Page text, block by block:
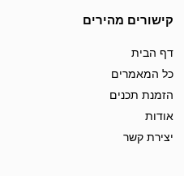
קישורים מהירים
דף הבית
כל המאמרים
הזמנת תכנים
אודות
יצירת קשר